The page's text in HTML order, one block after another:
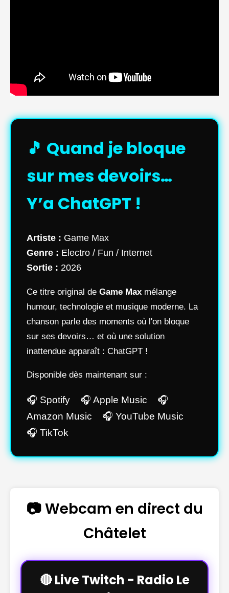
🎵 Quand je bloque
sur mes devoirs…
Y’a ChatGPT !
Artiste : Game Max
Genre : Electro / Fun / Internet
Sortie : 2026
Ce titre original de Game Max mélange
humour, technologie et musique moderne. La
chanson parle des moments où l'on bloque
sur ses devoirs… et où une solution
inattendue apparaît : ChatGPT !
Disponible dès maintenant sur :
🎧 Spotify 🎧 Apple Music 🎧
Amazon Music 🎧 YouTube Music
🎧 TikTok
📷 Webcam en direct du
Châtelet
🔴 Live Twitch - Radio Le